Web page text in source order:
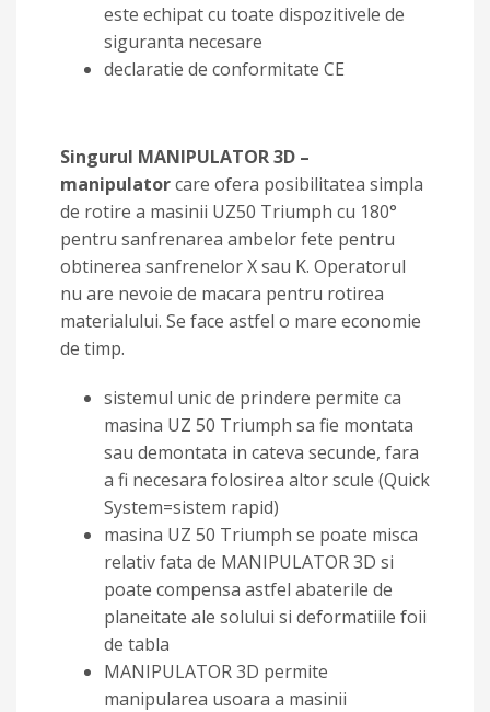
este echipat cu toate dispozitivele de
siguranta necesare
declaratie de conformitate CE
Singurul MANIPULATOR 3D –
manipulatorcare ofera posibilitatea simpla
de rotire a masinii UZ50 Triumph cu 180°
pentru sanfrenarea ambelor fete pentru
obtinerea sanfrenelor X sau K. Operatorul
nu are nevoie de macara pentru rotirea
materialului. Se face astfel o mare economie
de timp.
sistemul unic de prindere permite ca
masina UZ 50 Triumph sa fie montata
sau demontata in cateva secunde, fara
a fi necesara folosirea altor scule (Quick
System=sistem rapid)
masina UZ 50 Triumph se poate misca
relativ fata de MANIPULATOR 3D si
poate compensa astfel abaterile de
planeitate ale solului si deformatiile foii
de tabla
MANIPULATOR 3D permite
manipularea usoara a masinii